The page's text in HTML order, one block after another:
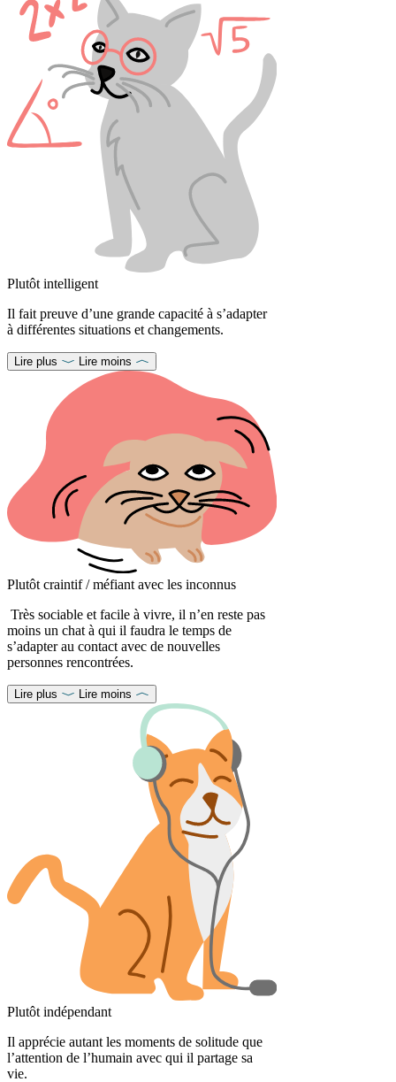
Plutôt intelligent
Il fait preuve d’une grande capacité à s’adapter
à différentes situations et changements.
Lire plus Lire moins
Plutôt craintif / méfiant avec les inconnus
Très sociable et facile à vivre, il n’en reste pas
moins un chat à qui il faudra le temps de
s’adapter au contact avec de nouvelles
personnes rencontrées.
Lire plus Lire moins
Plutôt indépendant
Il apprécie autant les moments de solitude que
l’attention de l’humain avec qui il partage sa
vie.